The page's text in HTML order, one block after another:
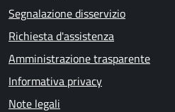
Segnalazione disservizio
Richiesta d'assistenza
Amministrazione trasparente
Informativa privacy
Note legali